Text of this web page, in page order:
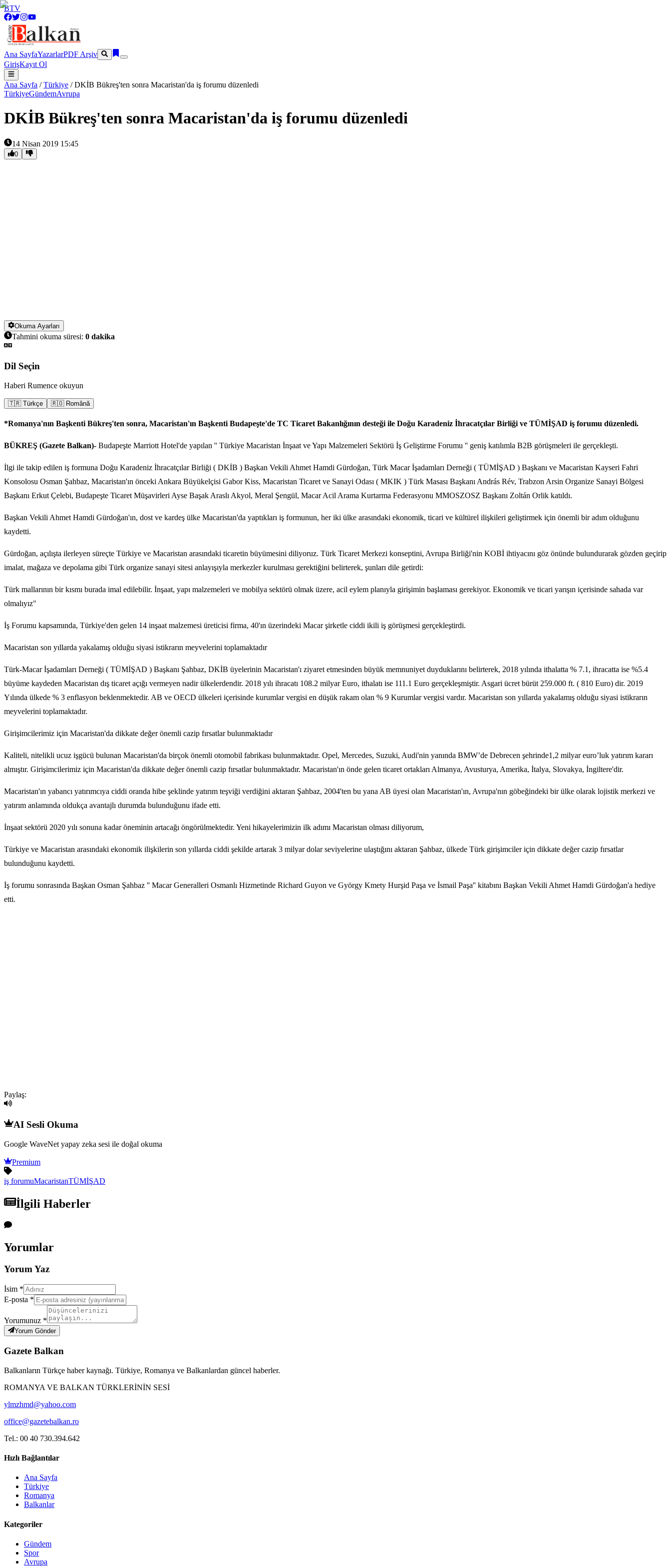
BTV
Ana SayfaYazarlarPDF Arşiv
GirişKayıt Ol
Ana Sayfa /Türkiye /DKİB Bükreş'ten sonra Macaristan'da iş forumu düzenledi
TürkiyeGündemAvrupa
DKİB Bükreş'ten sonra Macaristan'da iş forumu düzenledi
14 Nisan 2019 15:45
0
Okuma Ayarları
Tahmini okuma süresi: 0 dakika
Dil Seçin
Haberi Rumence okuyun
🇹🇷 Türkçe 🇷🇴 Română
*Romanya'nın Başkenti Bükreş'ten sonra, Macaristan'ın Başkenti Budapeşte'de TC Ticaret Bakanlığının desteği ile Doğu Karadeniz İhracatçılar Birliği ve TÜMİŞAD iş forumu düzenledi.
BÜKREŞ (Gazete Balkan)- Budapeşte Marriott Hotel'de yapılan '' Türkiye Macaristan İnşaat ve Yapı Malzemeleri Sektörü İş Geliştirme Forumu '' geniş katılımla B2B görüşmeleri ile gerçekleşti.
İlgi ile takip edilen iş formuna Doğu Karadeniz İhracatçılar Birliği ( DKİB ) Başkan Vekili Ahmet Hamdi Gürdoğan, Türk Macar İşadamları Derneği ( TÜMİŞAD ) Başkanı ve Macaristan Kayseri Fahri
Konsolosu Osman Şahbaz, Macaristan'ın önceki Ankara Büyükelçisi Gabor Kiss, Macaristan Ticaret ve Sanayi Odası ( MKIK ) Türk Masası Başkanı András Rév, Trabzon Arsin Organize Sanayi Bölgesi
Başkanı Erkut Çelebi, Budapeşte Ticaret Müşavirleri Ayse Başak Araslı Akyol, Meral Şengül, Macar Acil Arama Kurtarma Federasyonu MMOSZOSZ Başkanı Zoltán Orlik katıldı.
Başkan Vekili Ahmet Hamdi Gürdoğan'ın, dost ve kardeş ülke Macaristan'da yaptıkları iş formunun, her iki ülke arasındaki ekonomik, ticari ve kültürel ilişkileri geliştirmek için önemli bir adım olduğunu
kaydetti.
Gürdoğan, açılışta ilerleyen süreçte Türkiye ve Macaristan arasındaki ticaretin büyümesini diliyoruz. Türk Ticaret Merkezi konseptini, Avrupa Birliği'nin KOBİ ihtiyacını göz önünde bulundurarak gözden geçirip
imalat, mağaza ve depolama gibi Türk organize sanayi sitesi anlayışıyla merkezler kurulması gerektiğini belirterek, şunları dile getirdi:
Türk mallarının bir kısmı burada imal edilebilir. İnşaat, yapı malzemeleri ve mobilya sektörü olmak üzere, acil eylem planıyla girişimin başlaması gerekiyor. Ekonomik ve ticari yarışın içerisinde sahada var
olmalıyız"
İş Forumu kapsamında, Türkiye'den gelen 14 inşaat malzemesi üreticisi firma, 40'ın üzerindeki Macar şirketle ciddi ikili iş görüşmesi gerçekleştirdi.
Macaristan son yıllarda yakalamış olduğu siyasi istikrarın meyvelerini toplamaktadır
Türk-Macar İşadamları Derneği ( TÜMİŞAD ) Başkanı Şahbaz, DKİB üyelerinin Macaristan'ı ziyaret etmesinden büyük memnuniyet duyduklarını belirterek, 2018 yılında ithalatta % 7.1, ihracatta ise %5.4
büyüme kaydeden Macaristan dış ticaret açığı vermeyen nadir ülkelerdendir. 2018 yılı ihracatı 108.2 milyar Euro, ithalatı ise 111.1 Euro gerçekleşmiştir. Asgari ücret bürüt 259.000 ft. ( 810 Euro) dir. 2019
Yılında ülkede % 3 enflasyon beklenmektedir. AB ve OECD ülkeleri içerisinde kurumlar vergisi en düşük rakam olan % 9 Kurumlar vergisi vardır. Macaristan son yıllarda yakalamış olduğu siyasi istikrarın
meyvelerini toplamaktadır.
Girişimcilerimiz için Macaristan'da dikkate değer önemli cazip fırsatlar bulunmaktadır
Kaliteli, nitelikli ucuz işgücü bulunan Macaristan'da birçok önemli otomobil fabrikası bulunmaktadır. Opel, Mercedes, Suzuki, Audi'nin yanında BMW’de Debrecen şehrinde1,2 milyar euro’luk yatırım kararı
almıştır. Girişimcilerimiz için Macaristan'da dikkate değer önemli cazip fırsatlar bulunmaktadır. Macaristan'ın önde gelen ticaret ortakları Almanya, Avusturya, Amerika, İtalya, Slovakya, İngiltere'dir.
Macaristan'ın yabancı yatırımcıya ciddi oranda hibe şeklinde yatırım teşviği verdiğini aktaran Şahbaz, 2004'ten bu yana AB üyesi olan Macaristan'ın, Avrupa'nın göbeğindeki bir ülke olarak lojistik merkezi ve
yatırım anlamında oldukça avantajlı durumda bulunduğunu ifade etti.
İnşaat sektörü 2020 yılı sonuna kadar öneminin artacağı öngörülmektedir. Yeni hikayelerimizin ilk adımı Macaristan olması diliyorum,
Türkiye ve Macaristan arasındaki ekonomik ilişkilerin son yıllarda ciddi şekilde artarak 3 milyar dolar seviyelerine ulaştığını aktaran Şahbaz, ülkede Türk girişimciler için dikkate değer cazip fırsatlar
bulunduğunu kaydetti.
İş forumu sonrasında Başkan Osman Şahbaz '' Macar Generalleri Osmanlı Hizmetinde Richard Guyon ve György Kmety Hurşid Paşa ve İsmail Paşa'' kitabını Başkan Vekili Ahmet Hamdi Gürdoğan'a hediye
etti.
Paylaş:
AI Sesli Okuma
Google WaveNet yapay zeka sesi ile doğal okuma
Premium
iş forumuMacaristanTÜMİŞAD
İlgili Haberler
Yorumlar
Yorum Yaz
İsim *
E-posta *
Yorumunuz *
Yorum Gönder
Gazete Balkan
Balkanların Türkçe haber kaynağı. Türkiye, Romanya ve Balkanlardan güncel haberler.
ROMANYA VE BALKAN TÜRKLERİNİN SESİ
ylmzhmd@yahoo.com
office@gazetebalkan.ro
Tel.: 00 40 730.394.642
Hızlı Bağlantılar
Ana Sayfa
Türkiye
Romanya
Balkanlar
Kategoriler
Gündem
Spor
Avrupa